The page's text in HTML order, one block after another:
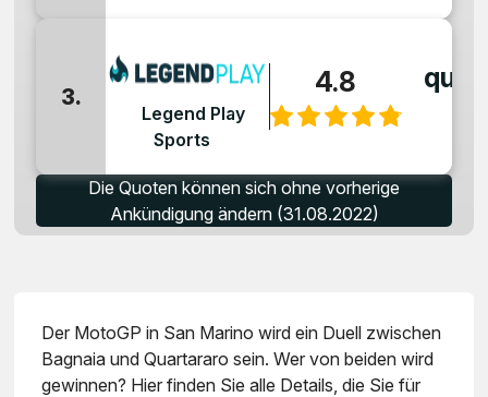
3.
Legend Play
Sports
4.8
Die Quoten können sich ohne vorherige
Ankündigung ändern (31.08.2022)
Der MotoGP in San Marino wird ein Duell zwischen
Bagnaia und Quartararo sein. Wer von beiden wird
gewinnen? Hier finden Sie alle Details, die Sie für